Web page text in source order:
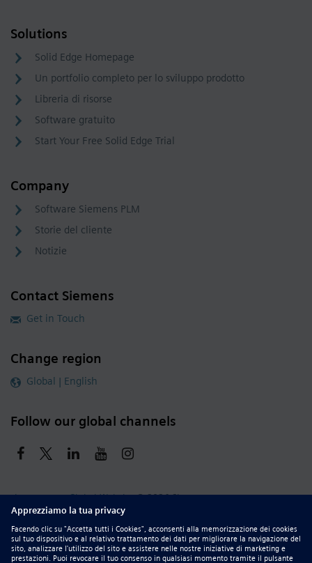
Solutions
Solid Edge Homepage
Un portfolio completo per lo sviluppo prodotto
Libreria di risorse
Software gratuito
Start Your Free Solid Edge Trial
Company
Software Siemens PLM
Storie del cliente
Notizie
Contact Siemens
Get in Touch
Change region
Global | English
Follow our global channels
siemens.com Global Website © 2026 Siemens
Whistleblowing
Corporate Information
DMCA
Privacy Notice
Terms of Use